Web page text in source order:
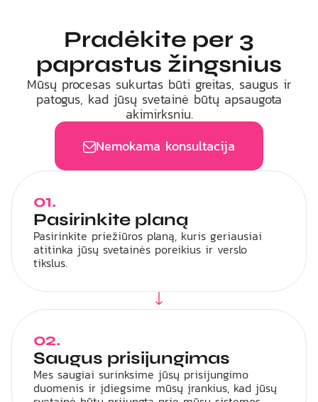
Pradėkite per 3
paprastus žingsnius
Mūsų procesas sukurtas būti greitas, saugus ir
patogus, kad jūsų svetainė būtų apsaugota
akimirksniu.
Nemokama konsultacija
01.
Pasirinkite planą
Pasirinkite priežiūros planą, kuris geriausiai
atitinka jūsų svetainės poreikius ir verslo
tikslus.
02.
Saugus prisijungimas
Mes saugiai surinksime jūsų prisijungimo
duomenis ir įdiegsime mūsų įrankius, kad jūsų